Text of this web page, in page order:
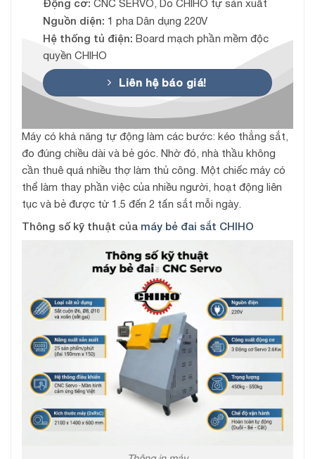
Động cơ: CNC SERVO, Do CHIHO tự sản xuất
Nguồn diện: 1 pha Dân dụng 220V
Hệ thống tủ điện: Board mạch phần mềm độc
quyền CHIHO
Liên hệ báo giá!
Máy có khả năng tự động làm các bước: kéo thẳng sắt,
đo đúng chiều dài và bẻ góc. Nhờ đó, nhà thầu không
cần thuê quá nhiều thợ làm thủ công. Một chiếc máy có
thể làm thay phần việc của nhiều người, hoạt động liên
tục và bẻ được từ 1.5 đến 2 tấn sắt mỗi ngày.
Thông số kỹ thuật của máy bẻ đai sắt CHIHO